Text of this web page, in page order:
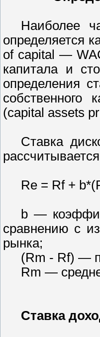
Наиболее
определяется
of capital —
капитала и
определения
собственного
(capital assets
Ставка
Re = Rf +
b —
сравнению с
рынка;
(Rm - Rf) —
Rm —
Ставка